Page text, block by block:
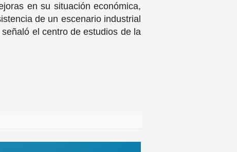
en su situación económica,
de un escenario industrial
el centro de estudios de la